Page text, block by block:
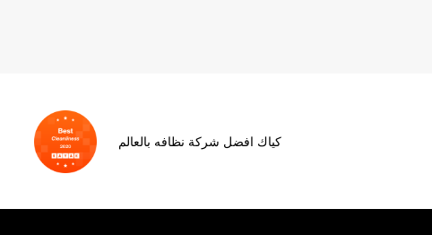
كياك افضل شركة نظافه بالعالم